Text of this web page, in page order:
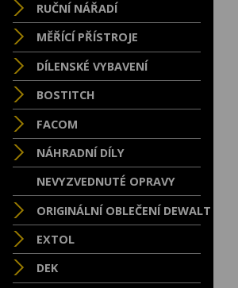
RUČNÍ NÁŘADÍ
MĚŘÍCÍ PŘÍSTROJE
DÍLENSKÉ VYBAVENÍ
BOSTITCH
FACOM
NÁHRADNÍ DÍLY
NEVYZVEDNUTÉ OPRAVY
ORIGINÁLNÍ OBLEČENÍ DEWALT
EXTOL
DEK